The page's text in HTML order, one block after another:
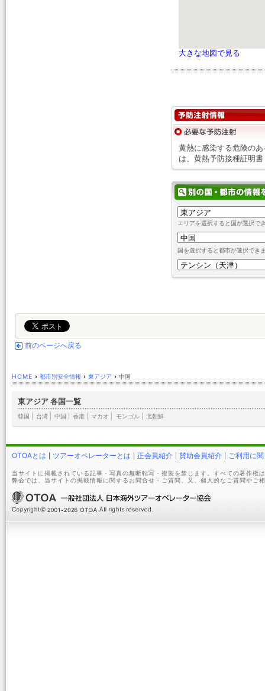
大きな地図で見る
黄熱に感染する危険の
は、黄熱予防接種証明
エリアを選択すると国が選択で
国を選択すると都市が選択でき
前のページへ戻る
HOME › 都市別安全情報 › 東アジア › 中国
東アジア 各国一覧
韓国 台湾 中国 香港 マカオ モンゴル| 北朝鮮
OTOAとは ツアーオペレーターとは 正会員紹介 賛助会員紹介 ご利用に
当サイトに掲載されている記事・写真の無断転写・複製を禁じます。すべての著作権
弊会では、当サイトの掲載情報に関するお問合せ・ご質問、又、個人的なご質問やご